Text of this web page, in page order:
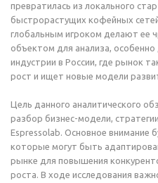
превратилась из локального
быстрорастущих кофейных
глобальным игроком делают ее
объектом для анализа,
индустрии в России, где рынок
рост и ищет новые модели
Цель данного аналитического
разбор бизнес-модели,
Espressolab. Основное внимание
которые могут быть
рынке для повышения
роста. В ходе исследования